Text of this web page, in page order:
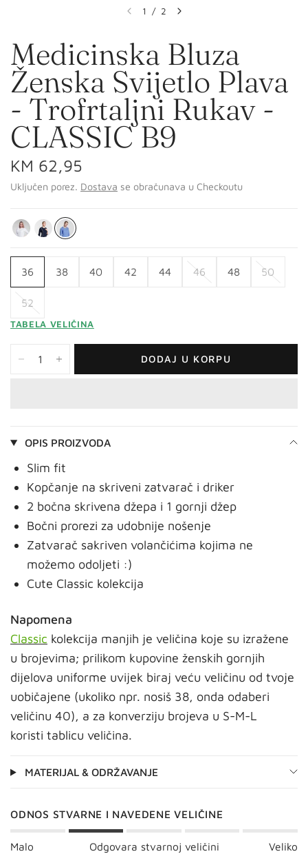
1 / 2
Medicinska Bluza
Ženska Svijetlo Plava
- Trofrtaljni Rukav -
CLASSIC B9
KM 62,95
Uključen porez. Dostava se obračunava u Checkoutu
36 38 40 42 44 46 48 50
52
TABELA VELIČINA
DODAJ U KORPU
OPIS PROIZVODA
Slim fit
Kopčanje na skriveni zatvarač i driker
2 bočna skrivena džepa i 1 gornji džep
Bočni prorezi za udobnije nošenje
Zatvarač sakriven volančićima kojima ne
možemo odoljeti :)
Cute Classic kolekcija
Napomena
Classic kolekcija manjih je veličina koje su izražene
u brojevima; prilikom kupovine ženskih gornjih
dijelova uniforme uvijek biraj veću veličinu od tvoje
uobičajene (ukoliko npr. nosiš 38, onda odaberi
veličinu 40), a za konverziju brojeva u S-M-L
koristi tablicu veličina.
MATERIJAL & ODRŽAVANJE
ODNOS STVARNE I NAVEDENE VELIČINE
Malo Odgovara stvarnoj veličini Veliko